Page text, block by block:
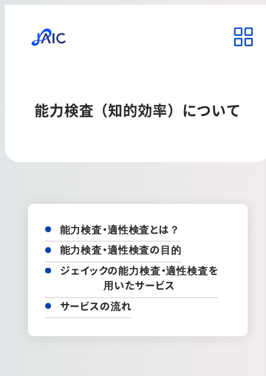
能力検査（知的効率）について
能力検査・適性検査とは？
能力検査・適性検査の目的
ジェイックの能力検査・適性検査を
用いたサービス
サービスの流れ